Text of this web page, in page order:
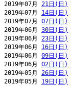
2019年07月 21日(日)
2019年07月 14日(日)
2019年07月 07日(日)
2019年06月 30日(日)
2019年06月 23日(日)
2019年06月 16日(日)
2019年06月 09日(日)
2019年06月 02日(日)
2019年05月 26日(日)
2019年05月 19日(日)